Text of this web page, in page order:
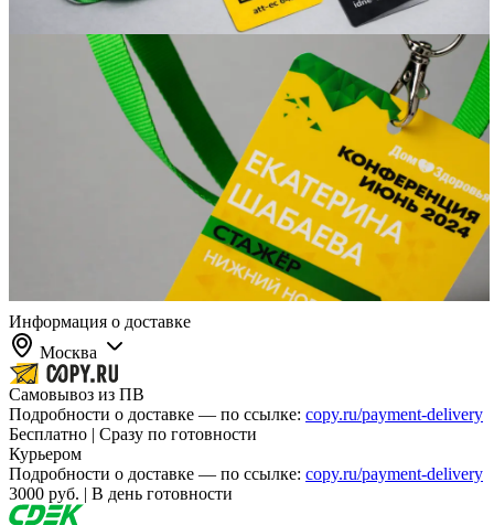
Информация о доставке
Москва
Самовывоз из ПВ
Подробности о доставке — по ссылке: copy.ru/payment-delivery
Бесплатно | Сразу по готовности
Курьером
Подробности о доставке — по ссылке: copy.ru/payment-delivery
3000 руб. | В день готовности